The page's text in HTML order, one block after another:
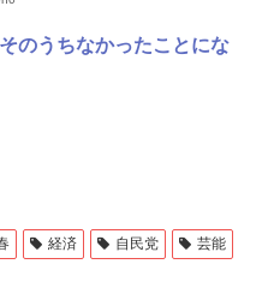
のうちなかったことにな
経済 自民党
芸能